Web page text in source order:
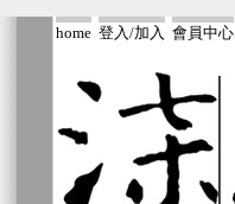
home 登入/加入 會員中心